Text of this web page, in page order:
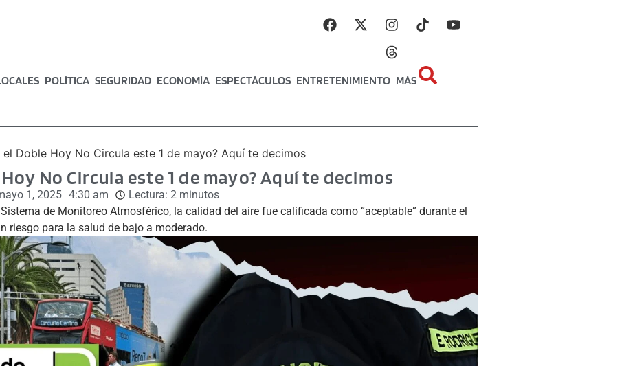
POLÍTICA SEGURIDAD ECONOMÍA ESPECTÁCULOS ENTRETENIMIENTO MÁS
el Doble Hoy No Circula este 1 de mayo? Aquí te decimos
No Circula este 1 de mayo? Aquí te decimos
1, 2025 4:30 am Lectura: 2 minutos
de Monitoreo Atmosférico, la calidad del aire fue calificada como “aceptable” durante el
riesgo para la salud de bajo a moderado.